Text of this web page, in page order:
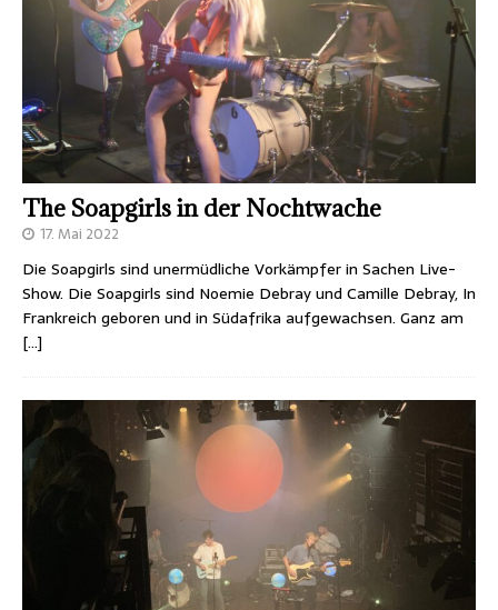
The Soapgirls in der Nochtwache
17. Mai 2022
Die Soapgirls sind unermüdliche Vorkämpfer in Sachen Live-
Show. Die Soapgirls sind Noemie Debray und Camille Debray, In
Frankreich geboren und in Südafrika aufgewachsen. Ganz am
[…]